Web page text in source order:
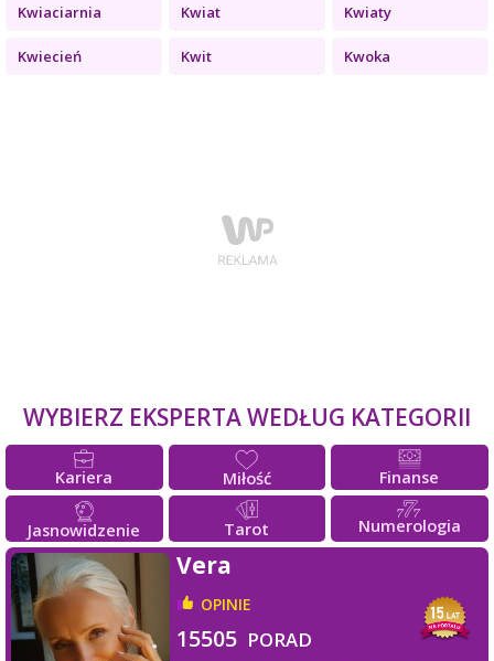
Kwiaciarnia Kwiat Kwiaty
Kwiecień Kwit Kwoka
WYBIERZ EKSPERTA WEDŁUG KATEGORII
Kariera Miłość Finanse
Jasnowidzenie Tarot Numerologia
Vera
OPINIE
15505 PORAD